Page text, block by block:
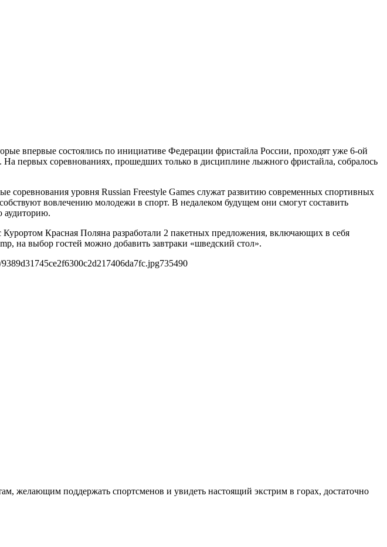
впервые состоялись по инициативе Федерации фристайла России, проходят уже 6-ой
первых соревнованиях, прошедших только в дисциплине лыжного фристайла, собралось
уровня Russian Freestyle Games служат развитию современных спортивных
вовлечению молодежи в спорт. В недалеком будущем они cмогут составить
аудиторию.
Курортом Красная Поляна разработали 2 пакетных предложения, включающих в себя
на выбор гостей можно добавить завтраки «шведский стол».
735490
желающим поддержать спортсменов и увидеть настоящий экстрим в горах, достаточно